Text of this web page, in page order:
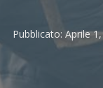
Pubblicato: Aprile